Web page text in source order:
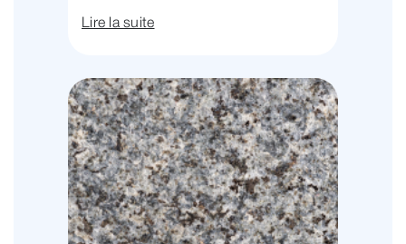
Lire la suite